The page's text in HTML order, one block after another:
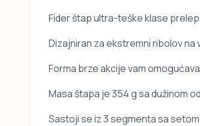
Fider štap ultra-teške klase
Dizajniran za ekstremni ribolov na
Forma brze akcije vam
Masa štapa je 354 g sa dužinom
Sastoji se iz 3 segmenta sa setom